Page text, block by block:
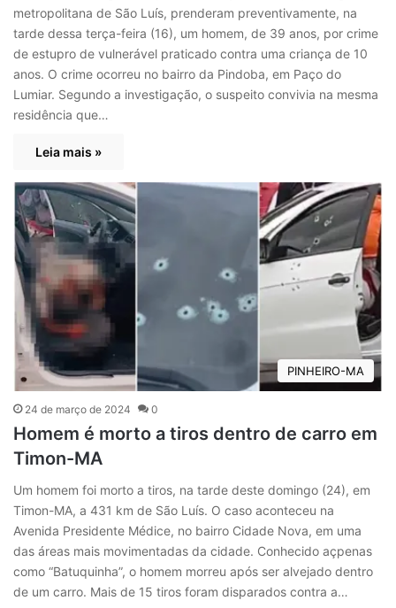
metropolitana de São Luís, prenderam preventivamente, na
tarde dessa terça-feira (16), um homem, de 39 anos, por crime
de estupro de vulnerável praticado contra uma criança de 10
anos. O crime ocorreu no bairro da Pindoba, em Paço do
Lumiar. Segundo a investigação, o suspeito convivia na mesma
residência que…
Leia mais »
PINHEIRO-MA
24 de março de 2024 0
Homem é morto a tiros dentro de carro em
Timon-MA
Um homem foi morto a tiros, na tarde deste domingo (24), em
Timon-MA, a 431 km de São Luís. O caso aconteceu na
Avenida Presidente Médice, no bairro Cidade Nova, em uma
das áreas mais movimentadas da cidade. Conhecido açpenas
como “Batuquinha”, o homem morreu após ser alvejado dentro
de um carro. Mais de 15 tiros foram disparados contra a…